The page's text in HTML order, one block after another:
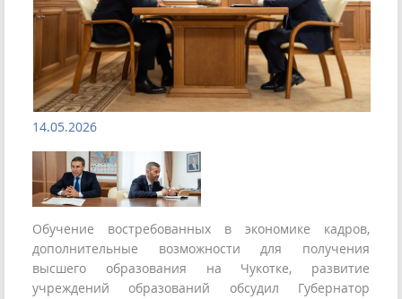
14.05.2026
Обучение востребованных в экономике кадров,
дополнительные возможности для получения
высшего образования на Чукотке, развитие
учреждений образований обсудил Губернатор